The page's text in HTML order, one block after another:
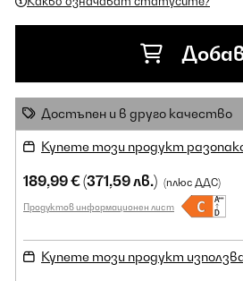
Достъпен и в друго качество
Купете този продукт
189,99 €(371,59 лв.) (плюс ДДС)
Продуктов информационен лист
Купете този продукт